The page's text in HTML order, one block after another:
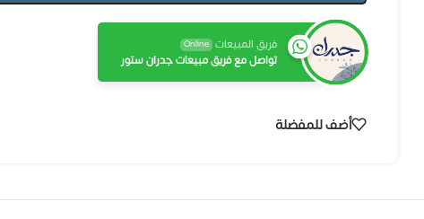
فريق المبيعات Online
تواصل مع فريق مبيعات جدران ستور
أضف للمفضلة